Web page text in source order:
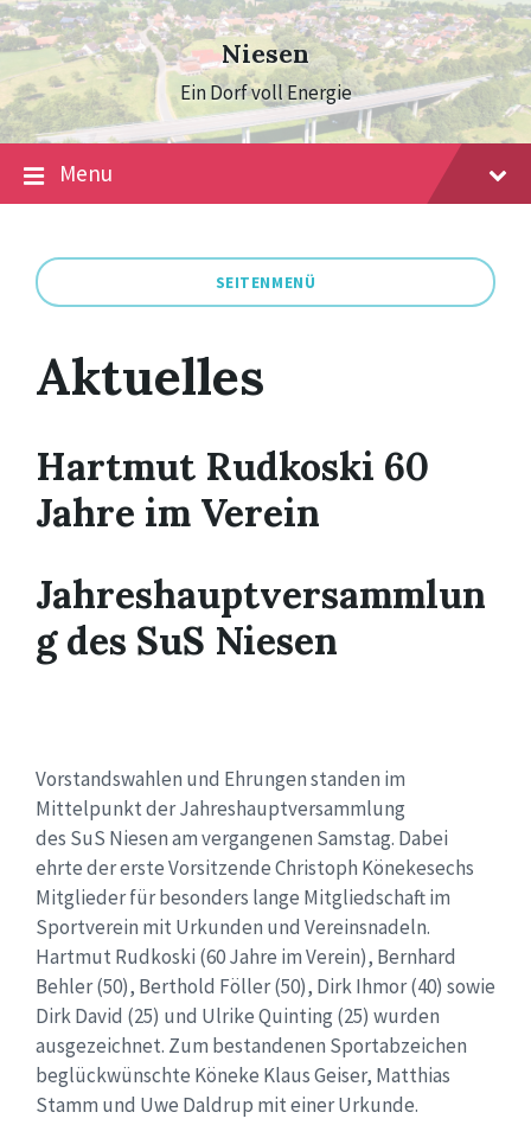
Skip
to
content
Skip
to
main
navigation
Skip
to
footer
Niesen
Ein Dorf voll Energie
Menu
SEITENMENÜ
Aktuelles
Hartmut Rudkoski 60
Jahre im Verein
Jahreshauptversammlun
g des SuS Niesen
Vorstandswahlen und Ehrungen standen im
Mittelpunkt der Jahreshauptversammlung
des SuS Niesen am vergangenen Samstag. Dabei
ehrte der erste Vorsitzende Christoph Könekesechs
Mitglieder für besonders lange Mitgliedschaft im
Sportverein mit Urkunden und Vereinsnadeln.
Hartmut Rudkoski (60 Jahre im Verein), Bernhard
Behler (50), Berthold Föller (50), Dirk Ihmor (40) sowie
Dirk David (25) und Ulrike Quinting (25) wurden
ausgezeichnet. Zum bestandenen Sportabzeichen
beglückwünschte Köneke Klaus Geiser, Matthias
Stamm und Uwe Daldrup mit einer Urkunde.